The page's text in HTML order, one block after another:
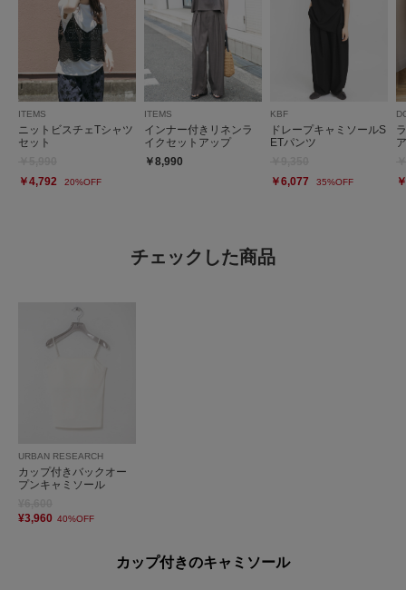
ITEMS
ニットビスチェTシャツ
セット
￥4,792
20%OFF
ITEMS
インナー付きリネンラ
イクセットアップ
￥8,990
KBF
ドレープキャミソールS
ETパンツ
￥6,077
35%OFF
チェックした商品
URBAN RESEARCH
カップ付きバックオー
プンキャミソール
¥3,960 40%OFF
カップ付きのキャミソール